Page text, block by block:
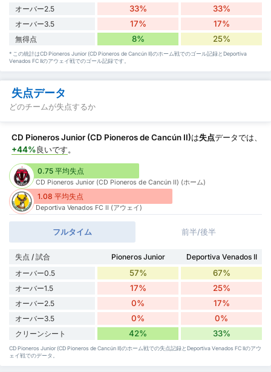
オーバー2.5 33% 33%
オーバー3.5 17% 17%
無得点 8% 25%
* この統計はCD Pioneros Junior (CD Pioneros de Cancún II)のホーム戦でのゴール記録とDeportiva
Venados FC IIのアウェイ戦でのゴール記録です。
失点データ
どのチームが失点するか
CD Pioneros Junior (CD Pioneros de Cancún II)は失点データでは、
+44%良いです。
0.75 平均失点
CD Pioneros Junior (CD Pioneros de Cancún II) (ホーム)
1.08 平均失点
Deportiva Venados FC II (アウェイ)
フルタイム 前半/後半
失点 / 試合 Pioneros Junior
Deportiva Venados II
オーバー0.5
57% 67%
オーバー1.5 17% 25%
オーバー2.5 0% 17%
オーバー3.5 0% 0%
クリーンシート 42% 33%
CD Pioneros Junior (CD Pioneros de Cancún II)のホーム戦での失点記録とDeportiva Venados FC IIのアウ
ェイ戦でのデータ。